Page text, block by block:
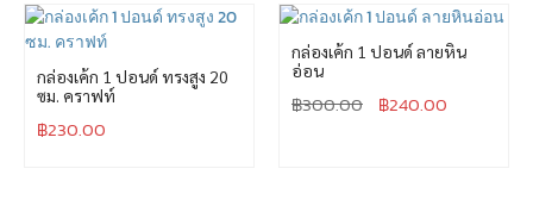
กล่องเค้ก 1 ปอนด์ ทรงสูง 20
ซม. คราฟท์
฿230.00
กล่องเค้ก 1 ปอนด์ ลายหิน
อ่อน
฿300.00 ฿240.00